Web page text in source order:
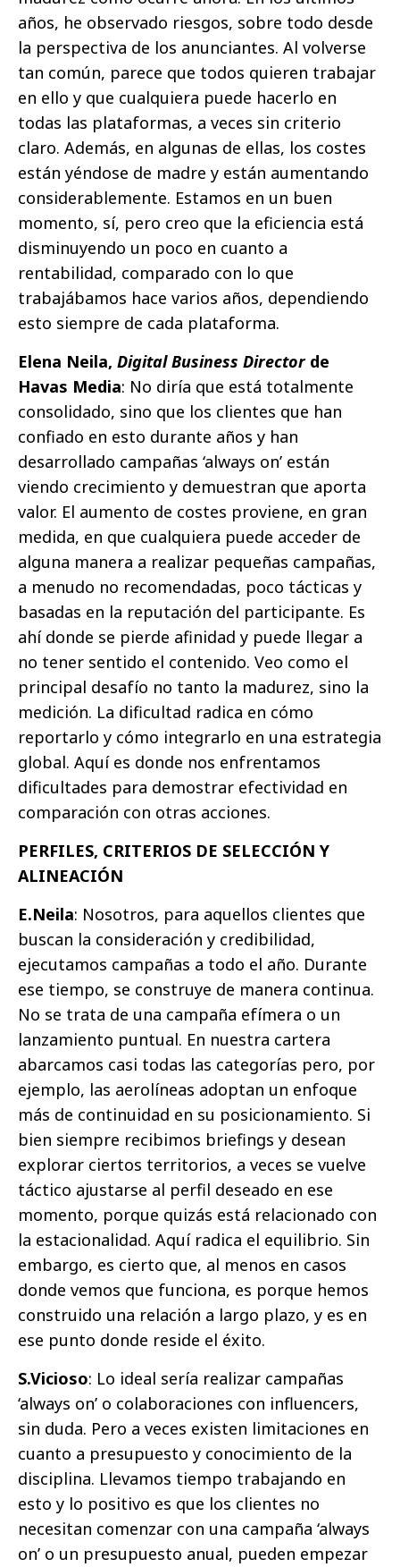
años, he observado riesgos, sobre todo desde
la perspectiva de los anunciantes. Al volverse
tan común, parece que todos quieren trabajar
en ello y que cualquiera puede hacerlo en
todas las plataformas, a veces sin criterio
claro. Además, en algunas de ellas, los costes
están yéndose de madre y están aumentando
considerablemente. Estamos en un buen
momento, sí, pero creo que la eficiencia está
disminuyendo un poco en cuanto a
rentabilidad, comparado con lo que
trabajábamos hace varios años, dependiendo
esto siempre de cada plataforma.
Elena Neila, Digital Business Directorde
Havas Media: No diría que está totalmente
consolidado, sino que los clientes que han
confiado en esto durante años y han
desarrollado campañas ‘always on’ están
viendo crecimiento y demuestran que aporta
valor. El aumento de costes proviene, en gran
medida, en que cualquiera puede acceder de
alguna manera a realizar pequeñas campañas,
a menudo no recomendadas, poco tácticas y
basadas en la reputación del participante. Es
ahí donde se pierde afinidad y puede llegar a
no tener sentido el contenido. Veo como el
principal desafío no tanto la madurez, sino la
medición. La dificultad radica en cómo
reportarlo y cómo integrarlo en una estrategia
global. Aquí es donde nos enfrentamos
dificultades para demostrar efectividad en
comparación con otras acciones.
PERFILES, CRITERIOS DE SELECCIÓN Y
ALINEACIÓN
E.Neila: Nosotros, para aquellos clientes que
buscan la consideración y credibilidad,
ejecutamos campañas a todo el año. Durante
ese tiempo, se construye de manera continua.
No se trata de una campaña efímera o un
lanzamiento puntual. En nuestra cartera
abarcamos casi todas las categorías pero, por
ejemplo, las aerolíneas adoptan un enfoque
más de continuidad en su posicionamiento. Si
bien siempre recibimos briefings y desean
explorar ciertos territorios, a veces se vuelve
táctico ajustarse al perfil deseado en ese
momento, porque quizás está relacionado con
la estacionalidad. Aquí radica el equilibrio. Sin
embargo, es cierto que, al menos en casos
donde vemos que funciona, es porque hemos
construido una relación a largo plazo, y es en
ese punto donde reside el éxito.
S.Vicioso: Lo ideal sería realizar campañas
‘always on’ o colaboraciones con influencers,
sin duda. Pero a veces existen limitaciones en
cuanto a presupuesto y conocimiento de la
disciplina. Llevamos tiempo trabajando en
esto y lo positivo es que los clientes no
necesitan comenzar con una campaña ‘always
on’ o un presupuesto anual, pueden empezar